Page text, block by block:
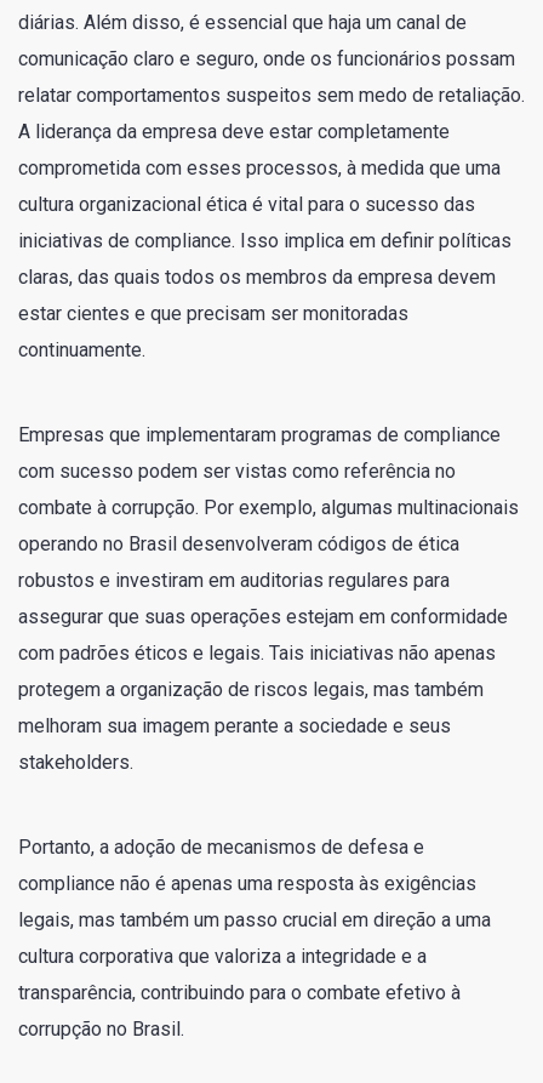
diárias. Além disso, é essencial que haja um canal de
comunicação claro e seguro, onde os funcionários possam
relatar comportamentos suspeitos sem medo de retaliação.
A liderança da empresa deve estar completamente
comprometida com esses processos, à medida que uma
cultura organizacional ética é vital para o sucesso das
iniciativas de compliance. Isso implica em definir políticas
claras, das quais todos os membros da empresa devem
estar cientes e que precisam ser monitoradas
continuamente.
Empresas que implementaram programas de compliance
com sucesso podem ser vistas como referência no
combate à corrupção. Por exemplo, algumas multinacionais
operando no Brasil desenvolveram códigos de ética
robustos e investiram em auditorias regulares para
assegurar que suas operações estejam em conformidade
com padrões éticos e legais. Tais iniciativas não apenas
protegem a organização de riscos legais, mas também
melhoram sua imagem perante a sociedade e seus
stakeholders.
Portanto, a adoção de mecanismos de defesa e
compliance não é apenas uma resposta às exigências
legais, mas também um passo crucial em direção a uma
cultura corporativa que valoriza a integridade e a
transparência, contribuindo para o combate efetivo à
corrupção no Brasil.